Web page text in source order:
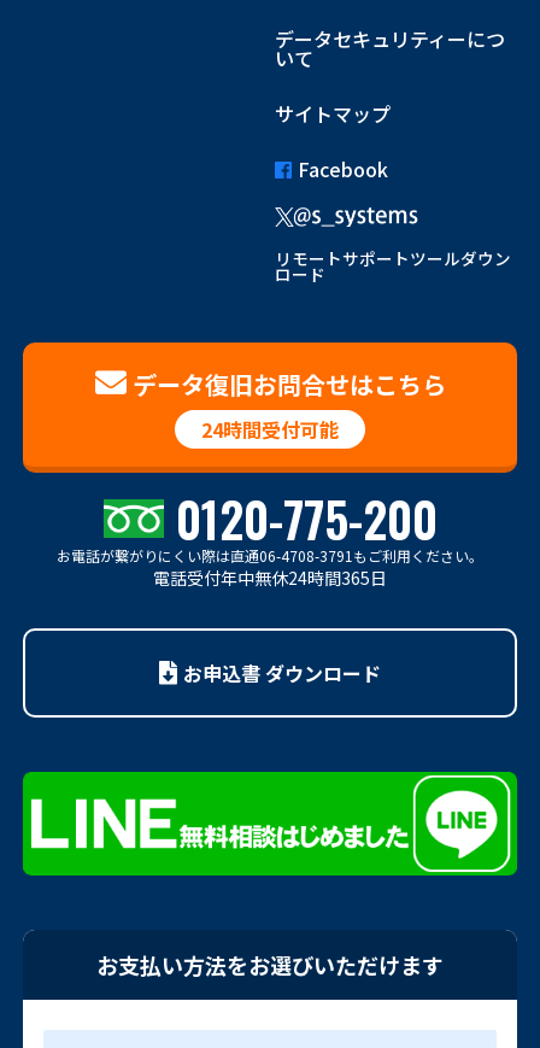
データセキュリティーにつ
いて
サイトマップ
Facebook
リモートサポートツールダウン
ロード
データ復旧お問合せはこちら
24時間受付可能
0120-775-200
お電話が繋がりにくい際は直通06-4708-3791もご利用ください。
電話受付年中無休24時間365日
お申込書 ダウンロード
お支払い方法をお選びいただけます